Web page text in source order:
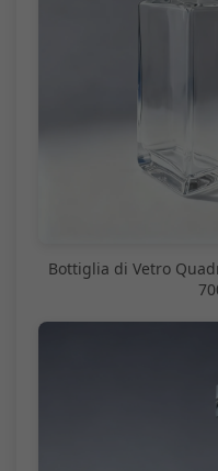
Bottiglia di Vetro